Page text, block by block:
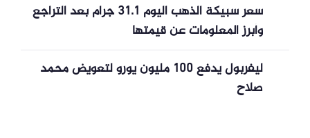
سعر سبيكة الذهب اليوم 31.1 جرام بعد التراجع
وأبرز المعلومات عن قيمتها
ليفربول يدفع 100 مليون يورو لتعويض محمد
صلاح